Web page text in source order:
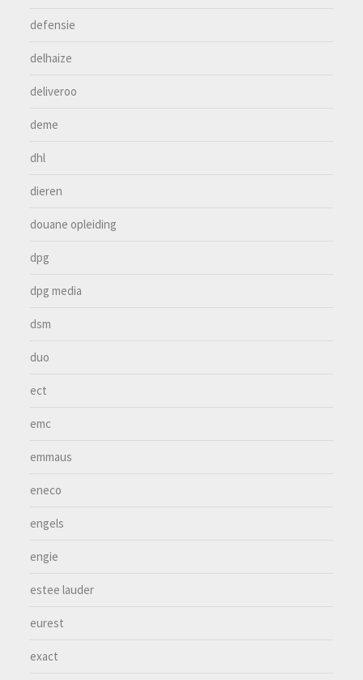
defensie
delhaize
deliveroo
deme
dhl
dieren
douane opleiding
dpg
dpg media
dsm
duo
ect
emc
emmaus
eneco
engels
engie
estee lauder
eurest
exact